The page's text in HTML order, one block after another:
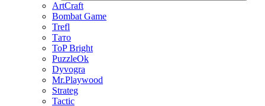
ArtCraft
Bombat Game
Trefl
Тато
ToP Bright
PuzzleOk
Dyvogra
Mr.Playwood
Strateg
Tactic